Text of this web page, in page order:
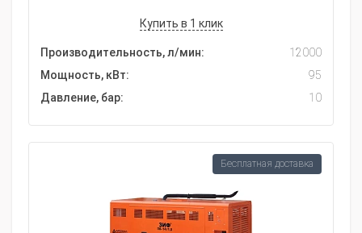
Купить в 1 клик
Производительность, л/мин:
12000
Мощность, кВт:
95
Давление, бар:
10
Бесплатная доставка